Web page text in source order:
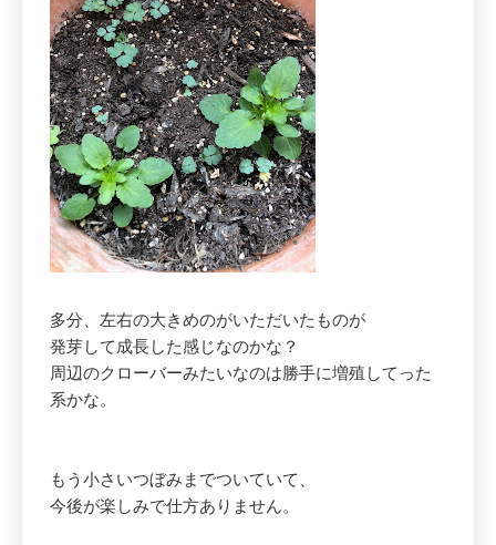
多分、左右の大きめのがいただいたものが
発芽して成長した感じなのかな？
周辺のクローバーみたいなのは勝手に増殖してった
系かな。
もう小さいつぼみまでついていて、
今後が楽しみで仕方ありません。